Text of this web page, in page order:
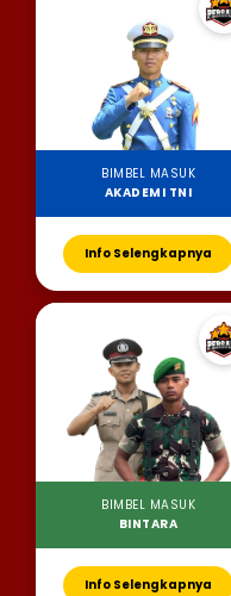
BIMBEL MASUK
AKADEMI TNI
Info Selengkapnya
BIMBEL MASUK
BINTARA
Info Selengkapnya